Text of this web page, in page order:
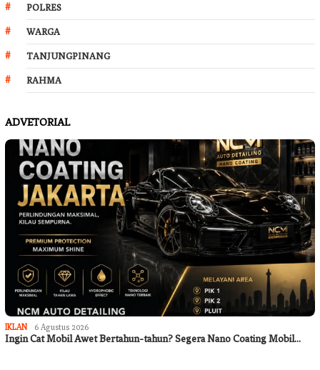
POLRES
WARGA
TANJUNGPINANG
RAHMA
ADVETORIAL
IKLAN 6 Agustus 2026
Ingin Cat Mobil Awet Bertahun-tahun? Segera Nano Coating Mobil…